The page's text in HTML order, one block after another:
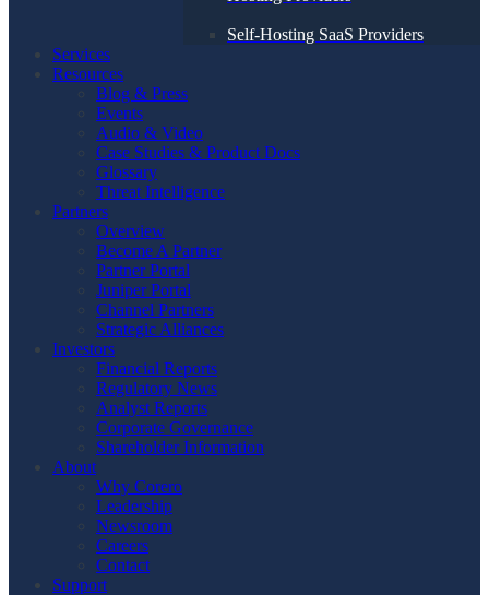
Self-Hosting SaaS Providers
Services
Resources
Blog & Press
Events
Audio & Video
Case Studies & Product Docs
Glossary
Threat Intelligence
Partners
Overview
Become A Partner
Partner Portal
Juniper Portal
Channel Partners
Strategic Alliances
Investors
Financial Reports
Regulatory News
Analyst Reports
Corporate Governance
Shareholder Information
About
Why Corero
Leadership
Newsroom
Careers
Contact
Support